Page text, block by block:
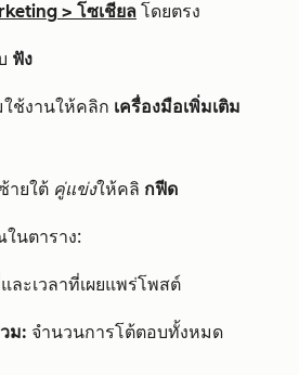
> โซเชียล โดยตรง
ฟัง
ช้งานให้คลิก เครื่องมือเพิ่มเติม
ายใต้ คู่แข่งให้คลิ กฟีด
นตาราง:
ละเวลาที่เผยแพร่โพสต์
ม: จำนวนการโต้ตอบทั้งหมด